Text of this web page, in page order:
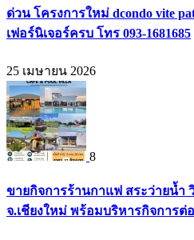
ด่วน โครงการใหม่ dcondo vite
เฟอร์นิเจอร์ครบ โทร 093-1681685
25 เมษายน 2026
8
ขายกิจการร้านกาแฟ สระว่ายน้ำ
จ.เชียงใหม่ พร้อมบริหารกิจการต่อ